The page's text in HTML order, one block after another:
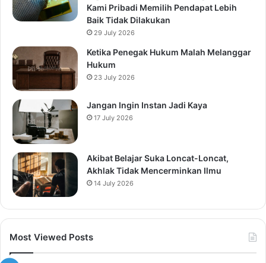
Kami Pribadi Memilih Pendapat Lebih
Baik Tidak Dilakukan
29 July 2026
Ketika Penegak Hukum Malah Melanggar
Hukum
23 July 2026
Jangan Ingin Instan Jadi Kaya
17 July 2026
Akibat Belajar Suka Loncat-Loncat,
Akhlak Tidak Mencerminkan Ilmu
14 July 2026
Most Viewed Posts